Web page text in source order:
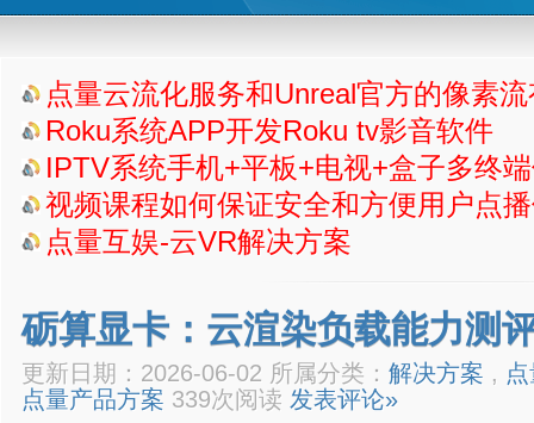
点量云流化服务和Unreal官方的像素
Roku系统APP开发Roku tv影音软件
IPTV系统手机+平板+电视+盒子多终
视频课程如何保证安全和方便用户点
点量互娱-云VR解决方案
砺算显卡：云渲染负载能力测
更新日期：2026-06-02 所属分类： 解决方案 ,
点量产品方案 339次阅读 发表评论»